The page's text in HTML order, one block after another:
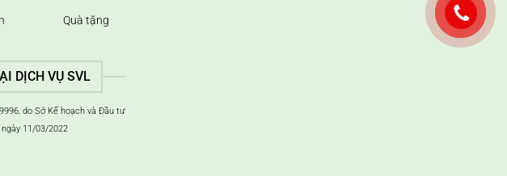
Quà tặng
DỊCH VỤ SVL
do Sở Kế hoạch và Đầu tư
11/03/2022